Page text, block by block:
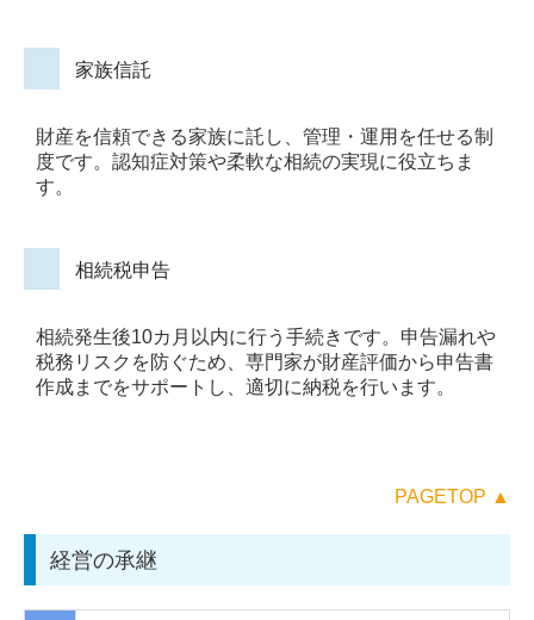
家族信託
財産を信頼できる家族に託し、管理・運用を任せる制
度です。認知症対策や柔軟な相続の実現に役立ちま
す。
相続税申告
相続発生後10カ月以内に行う手続きです。申告漏れや
税務リスクを防ぐため、専門家が財産評価から申告書
作成までをサポートし、適切に納税を行います。
PAGETOP ▲
経営の承継